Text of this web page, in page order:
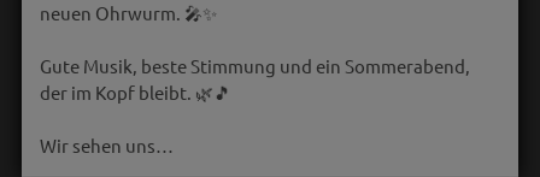
neuen Ohrwurm. 🎤✨
Gute Musik, beste Stimmung und ein Sommerabend,
der im Kopf bleibt. 🌿🎵
Wir sehen uns…